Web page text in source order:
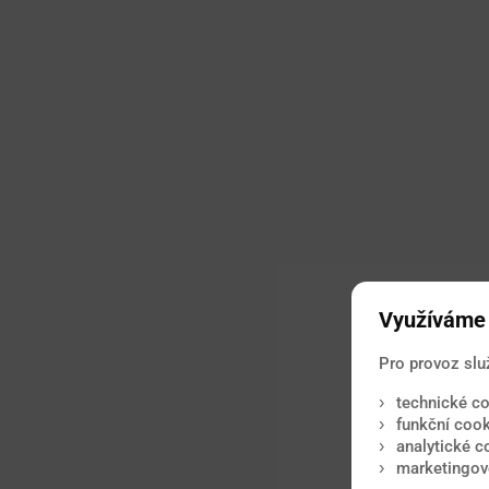
Pro provoz
technické
funkční
analytické